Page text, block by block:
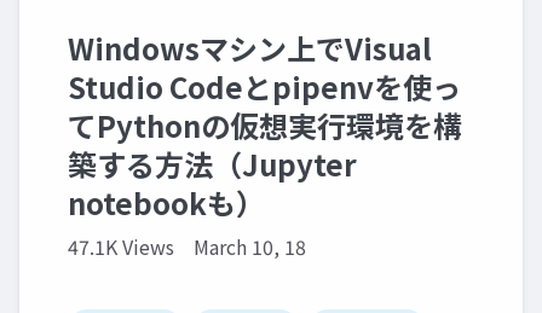
Windowsマシン上でVisual
Studio Codeとpipenvを使っ
てPythonの仮想実行環境を構
築する方法（Jupyter
notebookも）
47.1K Views March 10, 18